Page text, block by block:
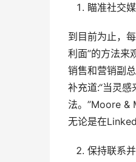
瞄准社交
到目前为止，
利面”的方法来
销售和营销副
补充道:“当灵
法。”Moore
无论是在
保持联系